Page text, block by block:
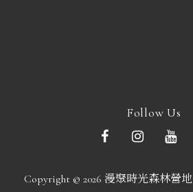
Follow Us
Copyright © 2026 漫聚時光森林營地